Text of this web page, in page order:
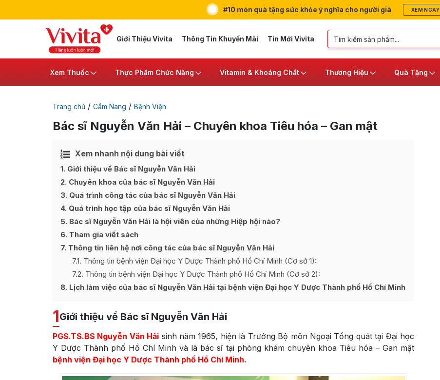
#10 món quà tặng sức khỏe ý nghĩa cho người già XEM NGAY
Giới Thiệu Vivita Thông Tin Khuyến Mãi Tin Mới Vivita
Xem Thuốc Thực Phẩm Chức Năng Vitamin & Khoáng Chất Thương Hiệu Quà Tặng
Trang chủ / Cẩm Nang / Bệnh Viện
Bác sĩ Nguyễn Văn Hải – Chuyên khoa Tiêu hóa – Gan mật
Xem nhanh nội dung bài viết
Ẩn
1 Giới thiệu về Bác sĩ Nguyễn Văn Hải
2 Chuyên khoa của bác sĩ Nguyễn Văn Hải
3 Quá trình công tác của bác sĩ Nguyễn Văn Hải
4 Quá trình học tập của bác sĩ Nguyễn Văn Hải
5 Bác sĩ Nguyễn Văn Hải là hội viên của những Hiệp hội nào?
6 Tham gia viết sách
7 Thông tin liên hệ nơi công tác của bác sĩ Nguyễn Văn Hải
7.1 Thông tin bệnh viện Đại học Y Dược Thành phố Hồ Chí Minh (Cơ sở 1):
7.2 Thông tin bệnh viện Đại học Y Dược Thành phố Hồ Chí Minh (Cơ sở 2):
8 Lịch làm việc của bác sĩ Nguyễn Văn Hải tại bệnh viện Đại học Y Dược Thành phố Hồ Chí Minh
1Giới thiệu về Bác sĩ Nguyễn Văn Hải
PGS.TS.BS Nguyễn Văn Hải sinh năm 1965, hiện là Trưởng Bộ môn Ngoại Tổng quát tại Đại học
Y Dược Thành phố Hồ Chí Minh và là bác sĩ tại phòng khám chuyên khoa Tiêu hóa – Gan mật
bệnh viện Đại học Y Dược Thành phố Hồ Chí Minh.